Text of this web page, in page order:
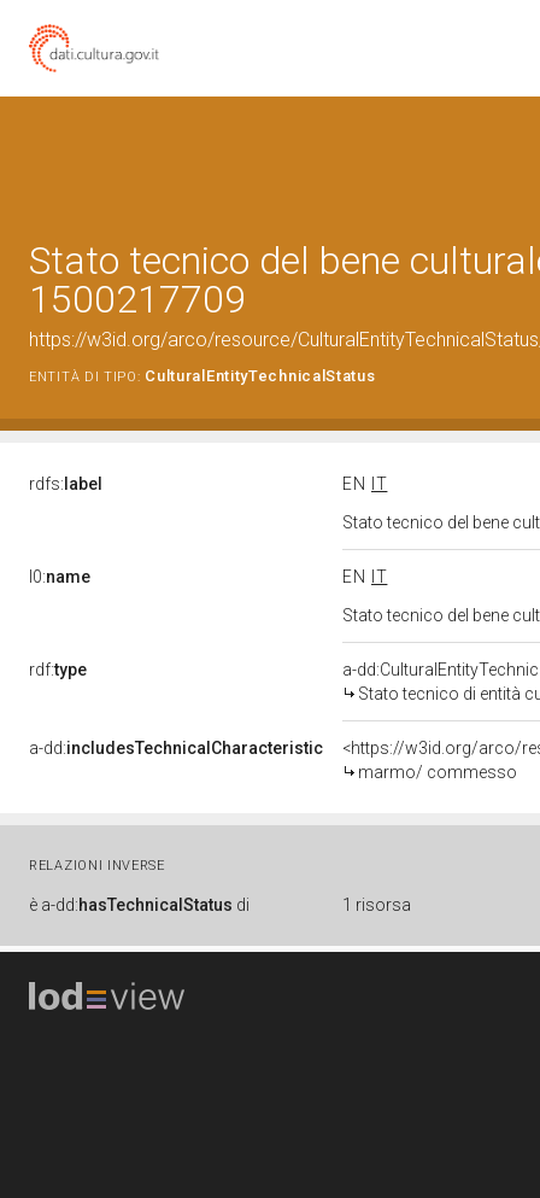
Stato tecnico del bene
1500217709
https://w3id.org/arco/resource/
ENTITÀ DI TIPO: CulturalEntityTechnicalStatus
rdfs: label EN
IT
Stato tecnico del bene
l0:name EN
IT
Stato tecnico del bene
rdf:type
a-
Stato tecnico di entità
a-dd:includesTechnicalCharacteristic
<https://w3id.org/arco/
marmo/ commesso
RELAZIONI INVERSE
è a-dd:hasTechnicalStatus di 1 risorsa